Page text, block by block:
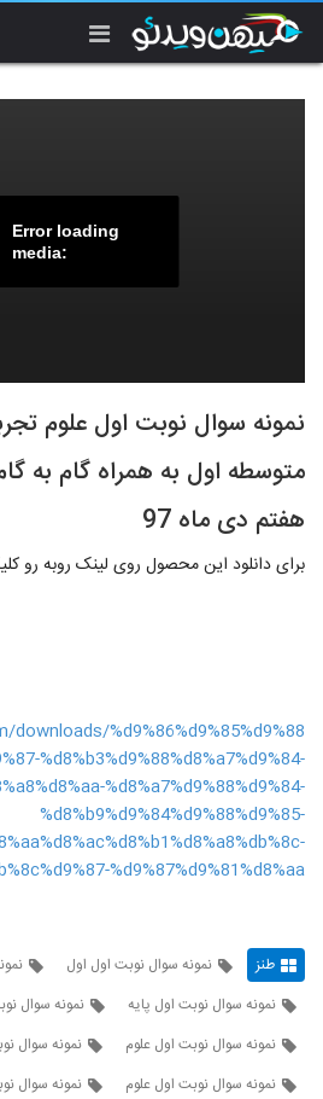
Error loading
media:
نمونه سوال نوبت اول علوم
متوسطه اول به همراه گام به
هفتم دی ماه 97
برای دانلود این محصول روی لینک روبه رو
%d9%86%d9%85%d9%88
%d8%b3%d9%88%d8%a7%d9%84-
%d8%a7%d9%88%d9%84-
%d8%b9%d9%84%d9%88%d9%85-
%d9%87%d9%81%d8%aa/
طنز نمونه سوال نوبت اول اول
نمونه سوال نوبت اول پایه
نمونه سوال
نمونه سوال نوبت اول علوم
نمونه سوال
نمونه سوال نوبت اول علوم
نمونه سوال